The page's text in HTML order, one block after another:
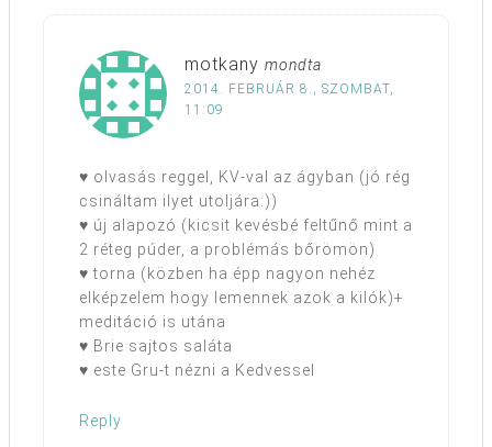
motkany mondta
2014. FEBRUÁR 8., SZOMBAT,
11:09
♥ olvasás reggel, KV-val az ágyban (jó rég
csináltam ilyet utoljára:))
♥ új alapozó (kicsit kevésbé feltűnő mint a
2 réteg púder, a problémás bőrömön)
♥ torna (közben ha épp nagyon nehéz
elképzelem hogy lemennek azok a kilók)+
meditáció is utána
♥ Brie sajtos saláta
♥ este Gru-t nézni a Kedvessel
Reply